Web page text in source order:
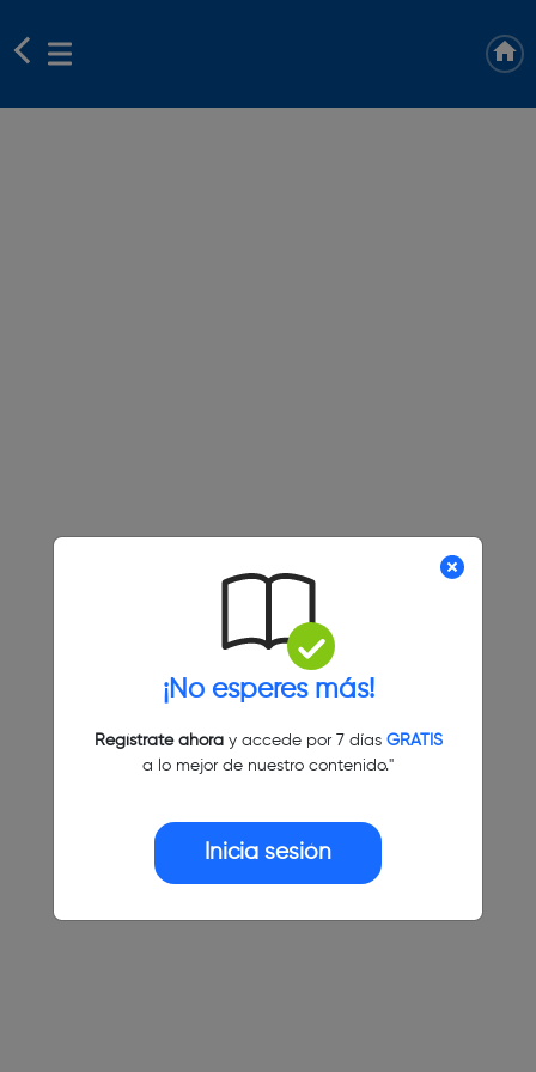
¡No esperes más!
Regístrate ahoray accede por 7 días GRATIS
a lo mejor de nuestro contenido."
Inicia sesión